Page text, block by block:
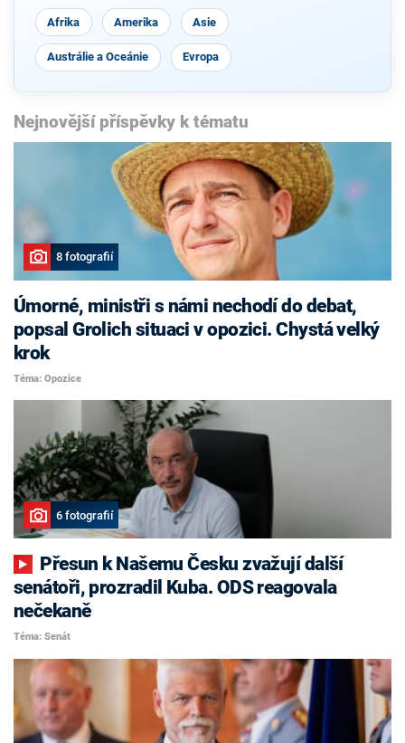
Afrika Amerika Asie
Austrálie a Oceánie Evropa
Nejnovější příspěvky k tématu
8 fotografií
Úmorné, ministři s námi nechodí do debat,
popsal Grolich situaci v opozici. Chystá velký
krok
Téma: Opozice
6 fotografií
senátoři, prozradil Kuba. ODS reagovala
nečekaně
Téma: Senát